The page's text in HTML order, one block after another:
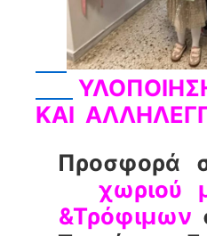
ΚΑΙ
Προσφορά
χωριού
&Τρόφιμων